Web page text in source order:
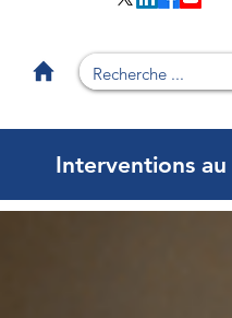
Interventions au